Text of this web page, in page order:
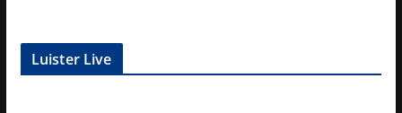
Luister Live